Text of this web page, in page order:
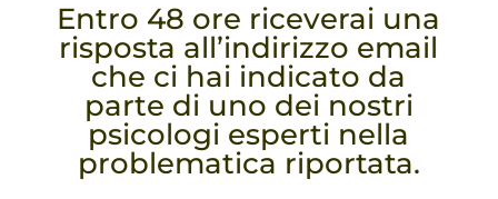
Entro 48 ore riceverai una
risposta all’indirizzo email
che ci hai indicato da
parte di uno dei nostri
psicologi esperti nella
problematica riportata.